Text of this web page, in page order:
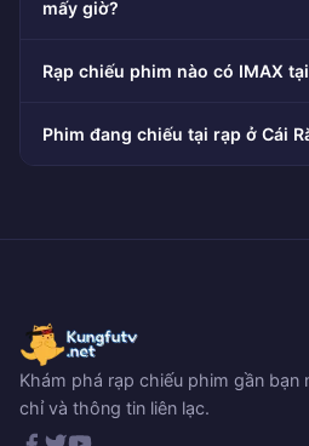
mấy giờ?
Rạp chiếu phim nào có IMAX
Phim đang chiếu tại rạp ở Cái
Khám phá rạp chiếu phim gần
chỉ và thông tin liên lạc.